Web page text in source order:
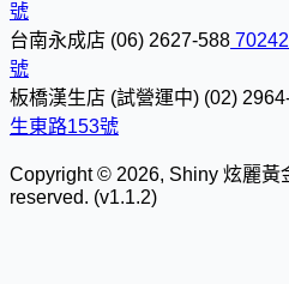
號
台南永成店 (06) 2627-588
號
板橋漢生店 (試營運中) (02)
生東路153號
Copyright © 2026, Shiny 炫麗黃
reserved. (v1.1.2)